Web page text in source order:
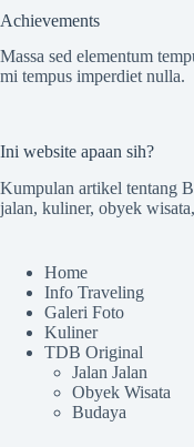
Achievements
Massa sed elementum
mi tempus imperdiet nulla.
Ini website apaan sih?
Kumpulan artikel tentang
jalan, kuliner, obyek
Home
Info Traveling
Galeri Foto
Kuliner
TDB Original
Jalan Jalan
Obyek Wisata
Budaya